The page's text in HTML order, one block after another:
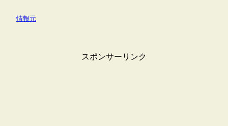
情報元
スポンサーリンク